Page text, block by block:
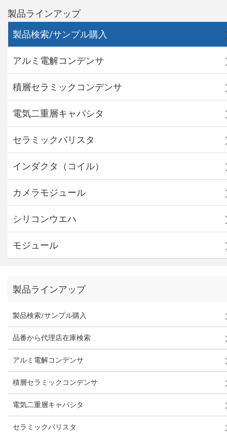
製品ラインアップ
製品検索/サンプル購入
アルミ電解コンデンサ
積層セラミックコンデンサ
電気二重層キャパシタ
セラミックバリスタ
インダクタ（コイル）
カメラモジュール
シリコンウエハ
モジュール
製品ラインアップ
製品検索/サンプル購入
品番から代理店在庫検索
アルミ電解コンデンサ
積層セラミックコンデンサ
電気二重層キャパシタ
セラミックバリスタ